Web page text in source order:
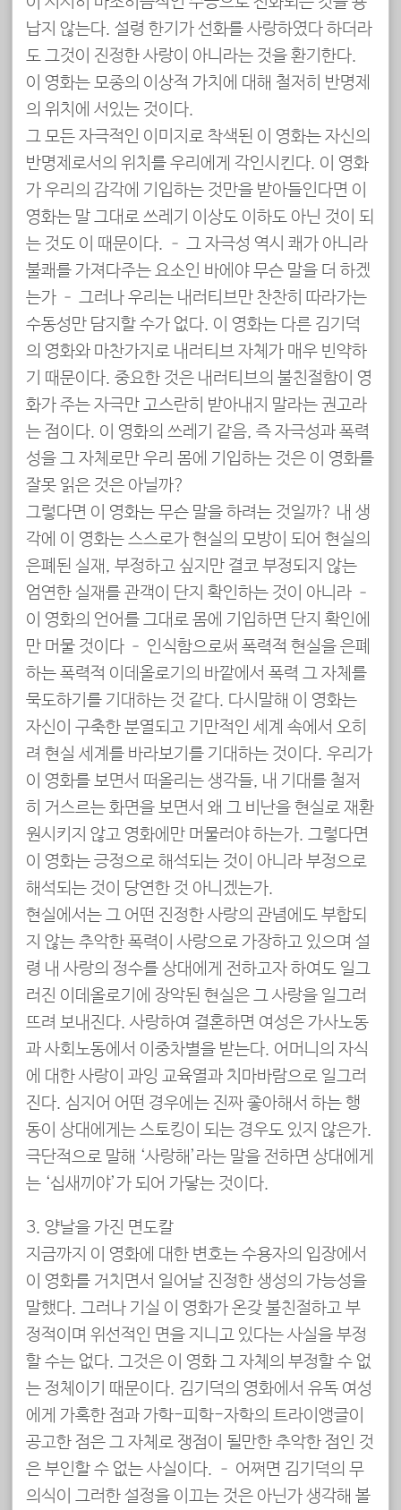
납지 않는다. 설령 한기가 선화를 사랑하였다 하더라
도 그것이 진정한 사랑이 아니라는 것을 환기한다.
이 영화는 모종의 이상적 가치에 대해 철저히 반명제
의 위치에 서있는 것이다.
그 모든 자극적인 이미지로 착색된 이 영화는 자신의
반명제로서의 위치를 우리에게 각인시킨다. 이 영화
가 우리의 감각에 기입하는 것만을 받아들인다면 이
영화는 말 그대로 쓰레기 이상도 이하도 아닌 것이 되
는 것도 이 때문이다. – 그 자극성 역시 쾌가 아니라
불쾌를 가져다주는 요소인 바에야 무슨 말을 더 하겠
는가 – 그러나 우리는 내러티브만 찬찬히 따라가는
수동성만 담지할 수가 없다. 이 영화는 다른 김기덕
의 영화와 마찬가지로 내러티브 자체가 매우 빈약하
기 때문이다. 중요한 것은 내러티브의 불친절함이 영
화가 주는 자극만 고스란히 받아내지 말라는 권고라
는 점이다. 이 영화의 쓰레기 같음, 즉 자극성과 폭력
성을 그 자체로만 우리 몸에 기입하는 것은 이 영화를
잘못 읽은 것은 아닐까?
그렇다면 이 영화는 무슨 말을 하려는 것일까? 내 생
각에 이 영화는 스스로가 현실의 모방이 되어 현실의
은폐된 실재, 부정하고 싶지만 결코 부정되지 않는
엄연한 실재를 관객이 단지 확인하는 것이 아니라 –
이 영화의 언어를 그대로 몸에 기입하면 단지 확인에
만 머물 것이다 – 인식함으로써 폭력적 현실을 은폐
하는 폭력적 이데올로기의 바깥에서 폭력 그 자체를
묵도하기를 기대하는 것 같다. 다시말해 이 영화는
자신이 구축한 분열되고 기만적인 세계 속에서 오히
려 현실 세계를 바라보기를 기대하는 것이다. 우리가
이 영화를 보면서 떠올리는 생각들, 내 기대를 철저
히 거스르는 화면을 보면서 왜 그 비난을 현실로 재환
원시키지 않고 영화에만 머물러야 하는가. 그렇다면
이 영화는 긍정으로 해석되는 것이 아니라 부정으로
해석되는 것이 당연한 것 아니겠는가.
현실에서는 그 어떤 진정한 사랑의 관념에도 부합되
지 않는 추악한 폭력이 사랑으로 가장하고 있으며 설
령 내 사랑의 정수를 상대에게 전하고자 하여도 일그
러진 이데올로기에 장악된 현실은 그 사랑을 일그러
뜨려 보내진다. 사랑하여 결혼하면 여성은 가사노동
과 사회노동에서 이중차별을 받는다. 어머니의 자식
에 대한 사랑이 과잉 교육열과 치마바람으로 일그러
진다. 심지어 어떤 경우에는 진짜 좋아해서 하는 행
동이 상대에게는 스토킹이 되는 경우도 있지 않은가.
극단적으로 말해 ‘사랑해’라는 말을 전하면 상대에게
는 ‘십새끼야’가 되어 가닿는 것이다.
3. 양날을 가진 면도칼
지금까지 이 영화에 대한 변호는 수용자의 입장에서
이 영화를 거치면서 일어날 진정한 생성의 가능성을
말했다. 그러나 기실 이 영화가 온갖 불친절하고 부
정적이며 위선적인 면을 지니고 있다는 사실을 부정
할 수는 없다. 그것은 이 영화 그 자체의 부정할 수 없
는 정체이기 때문이다. 김기덕의 영화에서 유독 여성
에게 가혹한 점과 가학-피학-자학의 트라이앵글이
공고한 점은 그 자체로 쟁점이 될만한 추악한 점인 것
은 부인할 수 없는 사실이다. – 어쩌면 김기덕의 무
의식이 그러한 설정을 이끄는 것은 아닌가 생각해 볼